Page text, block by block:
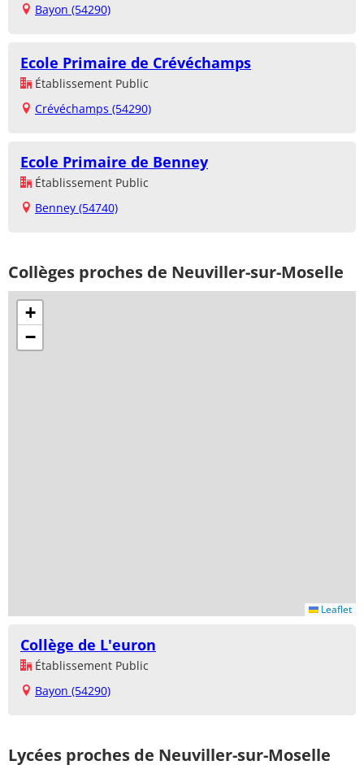
Bayon (54290)
Ecole Primaire de Crévéchamps
Établissement Public
Crévéchamps (54290)
Ecole Primaire de Benney
Établissement Public
Benney (54740)
Collèges proches de Neuviller-sur-Moselle
+
−
Leaflet
Collège de L'euron
Établissement Public
Bayon (54290)
Lycées proches de Neuviller-sur-Moselle